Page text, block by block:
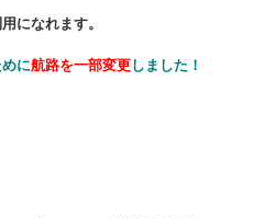
になれます。
に航路を一部変更しました！